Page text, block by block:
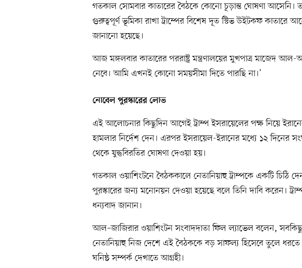
গতকাল সোমবার কাতারের বৈঠকে কোনো চূড়ান্ত ঘোষণা আসেনি।
গুরুত্বপূর্ণ ভূমিকা রাখা ট্রাম্পের বিশেষ দূত স্টিভ উইটকফ কাতারে
জানানো হয়েছে।
আজ মঙ্গলবার কাতারের পররাষ্ট্র মন্ত্রণালয়ের মুখপাত্র মাজেদ
নেবে। আমি এখনই কোনো সময়সীমা দিতে পারছি না।’
নোবেল পুরস্কারের লোভ
এই আলোচনার কিছুদিন আগেই ট্রাম্প ইসরায়েলের পক্ষ নিয়ে
হামলার নির্দেশ দেন। এরপর ইসরায়েল-ইরানের মধ্যে ১২ দিনের
থেকে যুদ্ধবিরতির ঘোষণা দেওয়া হয়।
গতকাল ওয়াশিংটনে বৈঠককালে নেতানিয়াহু ট্রাম্পকে একটি চিঠি
পুরস্কারের জন্য মনোনয়ন দেওয়া হয়েছে বলে তিনি দাবি করেন।
ধন্যবাদ জানান।
আল–জাজিরার ওয়াশিংটন সংবাদদাতা ফিল ল্যাভেল বলেন,
নেতানিয়াহু নিজ দেশে এই বৈঠককে বড় সাফল্য হিসেবে তুলে ধরতে
ঘনিষ্ঠ সম্পর্ক দেখাতে আগ্রহী।